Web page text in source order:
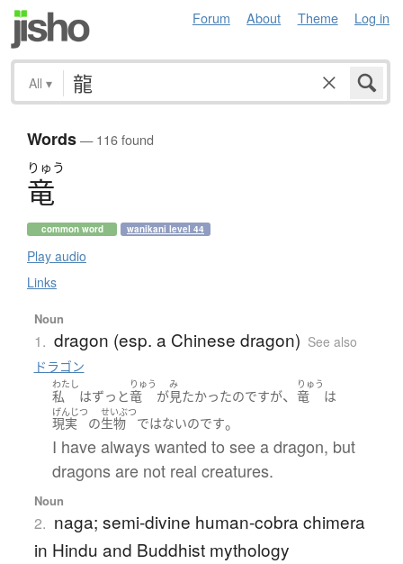
Forum About Theme Log in
All ▾
Words— 116 found
りゅう
竜
common word wanikani level 44
Play audio
Links
Noun
1. dragon (esp. a Chinese dragon) See also
ドラゴン
わたし
私 はずっと
りゅう
竜 が
み
見たかったのですが、
りゅう
竜 は
げんじつ
現実 の
せいぶつ
生物 ではないのです。
I have always wanted to see a dragon, but
dragons are not real creatures.
Noun
2. naga; semi-divine human-cobra chimera
in Hindu and Buddhist mythology